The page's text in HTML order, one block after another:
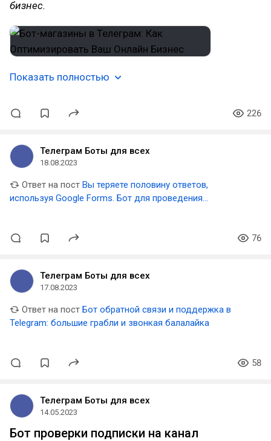
бизнес.
Показать полностью
226
Телеграм Боты для всех
18.08.2023
Ответ на пост Вы теряете половину ответов,
используя Google Forms. Бот для проведения
76
Телеграм Боты для всех
17.08.2023
Ответ на пост Бот обратной связи и поддержка в
Telegram: большие грабли и звонкая балалайка
58
Телеграм Боты для всех
14.05.2023
Бот проверки подписки на канал